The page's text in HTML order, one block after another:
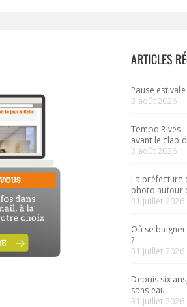
ARTICLES
Pause
3 août 2026
Tempo Rives
avant le clap
3 août 2026
La préfecture
photo autour
31 juillet 2026
Où se
?
31 juillet 2026
Depuis six
sans eau
31 juillet 2026